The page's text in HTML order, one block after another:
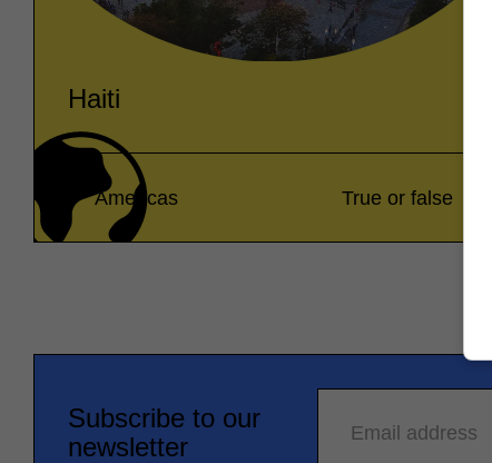
Haiti
Americas True or false
Subscribe to our
newsletter
Email address